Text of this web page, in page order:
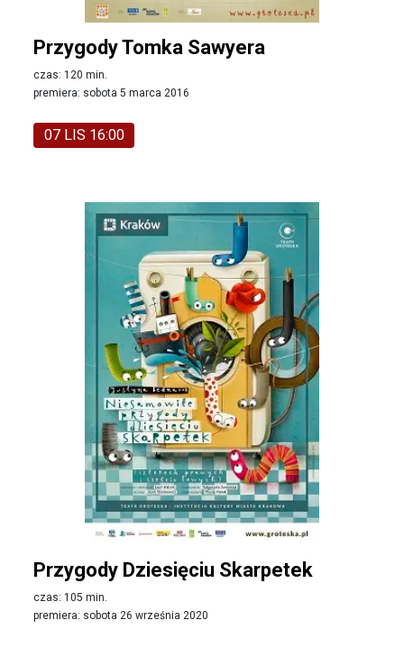
Przygody Tomka Sawyera
czas: 120 min.
premiera: sobota 5 marca 2016
07 LIS 16:00
Przygody Dziesięciu Skarpetek
czas: 105 min.
premiera: sobota 26 września 2020